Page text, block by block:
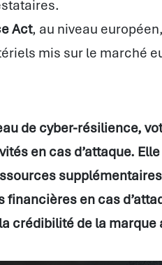
Act, au niveau
mis sur le marché
de cyber-résilience,
en cas d’attaque.
financières en cas
crédibilité de la